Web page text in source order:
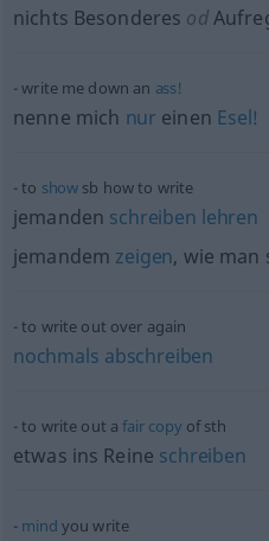
nichts Besonderes od
write me down an ass!
nenne mich nur einen Esel!
to show sb how to write
jemanden schreiben lehren
jemandem zeigen, wie man
to write out over again
nochmals abschreiben
to write out afair copyofsth
etwas ins Reine schreiben
mind you write